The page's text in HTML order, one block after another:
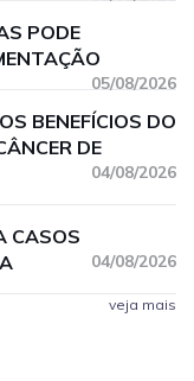
PODE
05/08/2026
BENEFÍCIOS DO
DE
04/08/2026
CASOS
04/08/2026
veja mais